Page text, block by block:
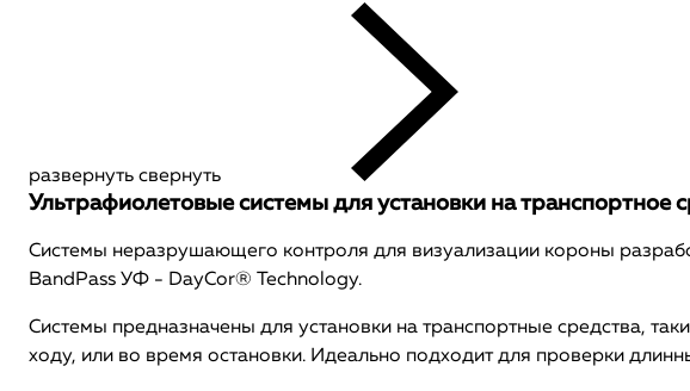
развернуть свернуть
Ультрафиолетовые системы для установки на транспортное
Системы неразрушающего контроля для визуализации короны
BandPass УФ - DayCor® Technology.
Системы предназначены для установки на транспортные средства,
ходу, или во время остановки. Идеально подходит для проверки